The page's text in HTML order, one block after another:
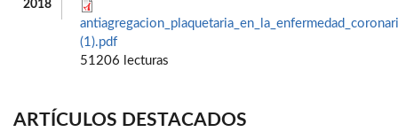
2018
(1).pdf
51206 lecturas
ARTÍCULOS DESTACADOS